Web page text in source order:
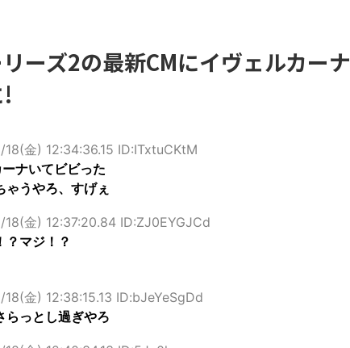
ーズ2の最新CMにイヴェルカーナ
金) 12:34:36.15 ID:ITxtuCKtM
ナいてビビった
ゃうやろ、すげぇ
金) 12:37:20.84 ID:ZJ0EYGJCd
？マジ！？
金) 12:38:15.13 ID:bJeYeSgDd
らっとし過ぎやろ